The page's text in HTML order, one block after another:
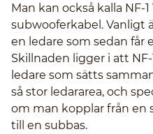
Man kan också kalla NF-
subwooferkabel. Vanligt
en ledare som sedan får
Skillnaden ligger i att NF-
ledare som sätts
så stor ledararea, och
om man kopplar från en
till en subbas.